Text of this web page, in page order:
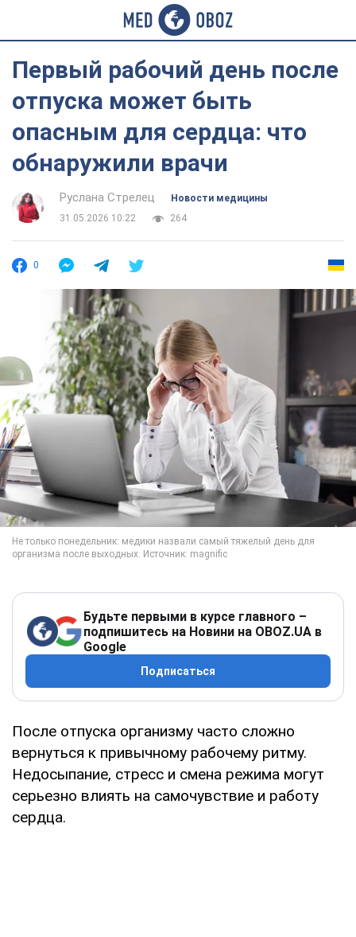
Первый рабочий день после
отпуска может быть
опасным для сердца: что
обнаружили врачи
Руслана Стрелец
Новости медицины
31.05.2026 10:22
264
0
Будьте первыми в курсе главного –
подпишитесь на Новини на OBOZ.UA в
Google
Подписаться
После отпуска организму часто сложно
вернуться к привычному рабочему ритму.
Недосыпание, стресс и смена режима могут
серьезно влиять на самочувствие и работу
сердца.